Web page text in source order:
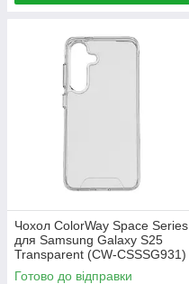
Чохол ColorWay Space Series
для Samsung Galaxy S25
Transparent (CW-CSSSG931)
Готово до відправки